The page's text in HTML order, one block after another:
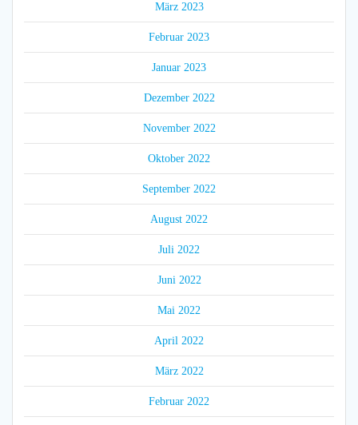
März 2023
Februar 2023
Januar 2023
Dezember 2022
November 2022
Oktober 2022
September 2022
August 2022
Juli 2022
Juni 2022
Mai 2022
April 2022
März 2022
Februar 2022